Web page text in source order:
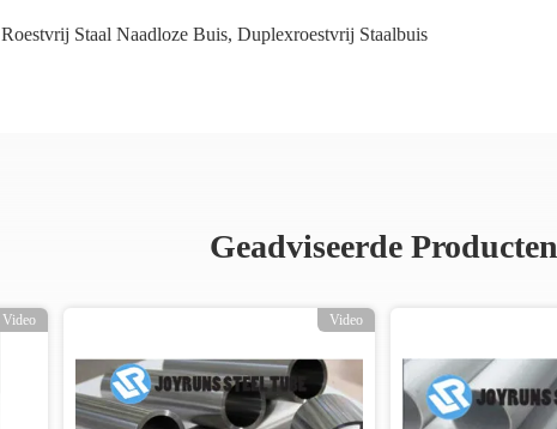
Roestvrij Staal Naadloze Buis, Duplexroestvrij Staalbuis
Geadviseerde Producten
Video Video